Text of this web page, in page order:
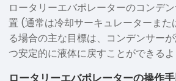
ロータリーエバポレーターのコンデ
置 (通常は冷却サーキュレーターま
る場合の主な目標は、コンデンサー
つ安定的に液体に戻すことができるよ